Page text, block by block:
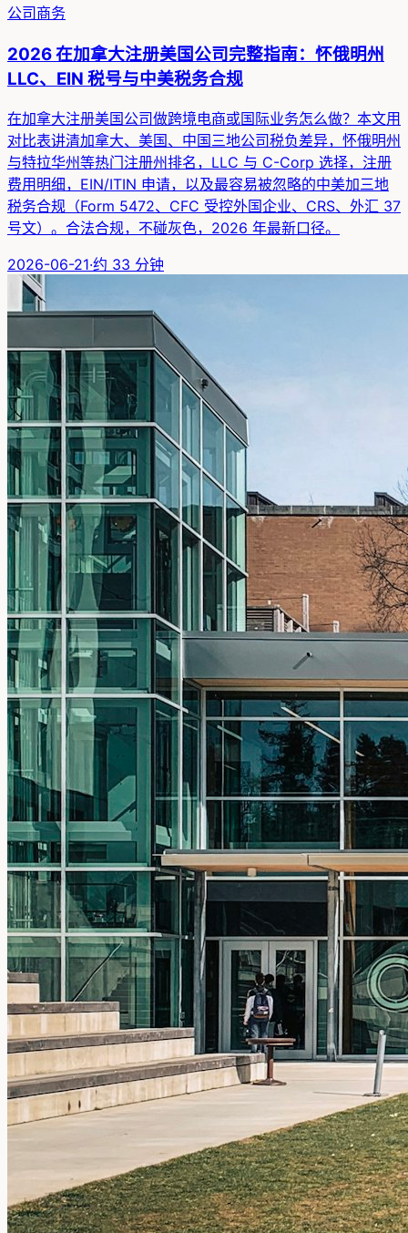
公司商务
2026 在加拿大注册美国公司完整指南：怀俄明州
LLC、EIN 税号与中美税务合规
在加拿大注册美国公司做跨境电商或国际业务怎么做？本文用
对比表讲清加拿大、美国、中国三地公司税负差异，怀俄明州
与特拉华州等热门注册州排名，LLC 与 C-Corp 选择，注册
费用明细，EIN/ITIN 申请，以及最容易被忽略的中美加三地
税务合规（Form 5472、CFC 受控外国企业、CRS、外汇 37
号文）。合法合规，不碰灰色，2026 年最新口径。
2026-06-21·约 33 分钟